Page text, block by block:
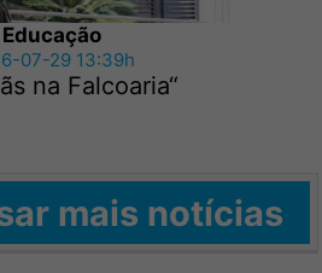
Educação
07-29 13:39h
na Falcoaria“
mais notícias